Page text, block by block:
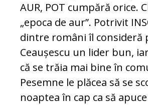
AUR, POT cumpără orice.
„epoca de aur”. Potrivit
dintre români îl consideră
Ceaușescu un lider bun,
că se trăia mai bine în
Pesemne le plăcea să se
noaptea în cap ca să